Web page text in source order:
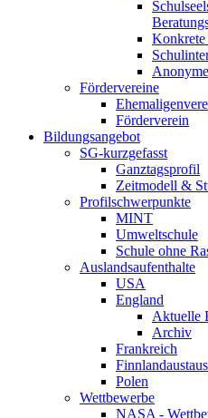
Fördervereine
Förderverein
Bildungsangebot
SG-kurzgefasst
Ganztagsprofil
Zeitmodell &
Profilschwerpunkte
MINT
Umweltschule
Schule ohne
Auslandsaufenthalte
USA
England
Aktuelle
Archiv
Frankreich
Polen
Wettbewerbe
NASA -